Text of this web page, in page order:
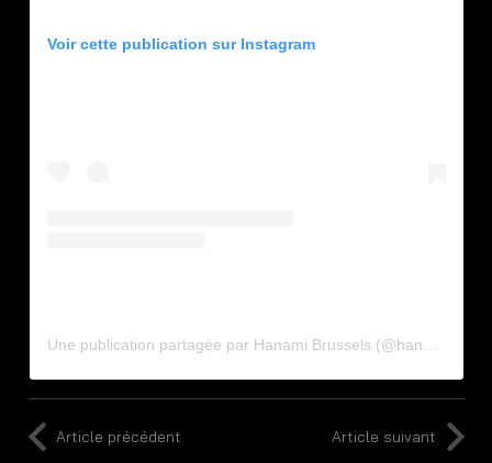
Voir cette publication sur Instagram
Article précédent Article suivant